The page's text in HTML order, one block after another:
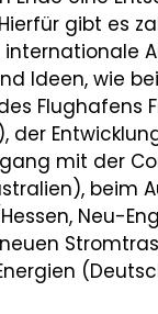
gibt es
Ideen, wie
Flughafens
der
mit der
beim
Neu-